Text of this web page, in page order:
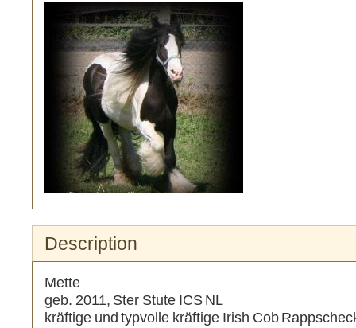
Remove Image for printing
Description
Mette
geb. 2011, Ster Stute ICS NL
kräftige und typvolle kräftige Irish Cob